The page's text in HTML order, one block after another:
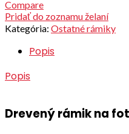
Compare
Pridať do zoznamu želaní
Kategória: Ostatné rámiky
Popis
Popis
Drevený rámik na